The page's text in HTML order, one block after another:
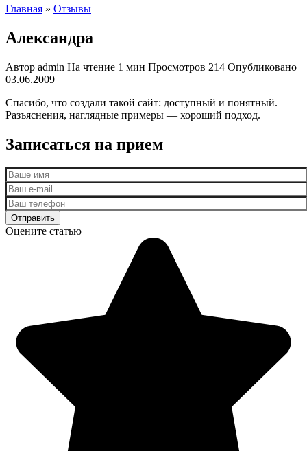
Главная » Отзывы
Александра
Автор admin На чтение 1 мин Просмотров 214 Опубликовано
03.06.2009
Спасибо, что создали такой сайт: доступный и понятный.
Разъяснения, наглядные примеры — хороший подход.
Записаться на прием
Оцените статью